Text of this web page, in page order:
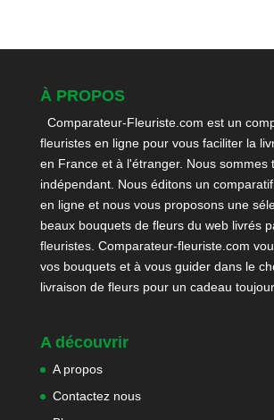
À PROPOS
Comparateur-Fleuriste.com est un
fleuristes en ligne pour vous faciliter la
en France et à l'étranger. Nous sommes
indépendant. Nous éditons un
en ligne et nous vous proposons une
beaux bouquets de fleurs du web livrés
fleuristes. Comparateur-fleuriste.com
vos bouquets et à vous guider dans le
livraison de fleurs pour un cadeau
A découvrir
A propos
Contactez nous